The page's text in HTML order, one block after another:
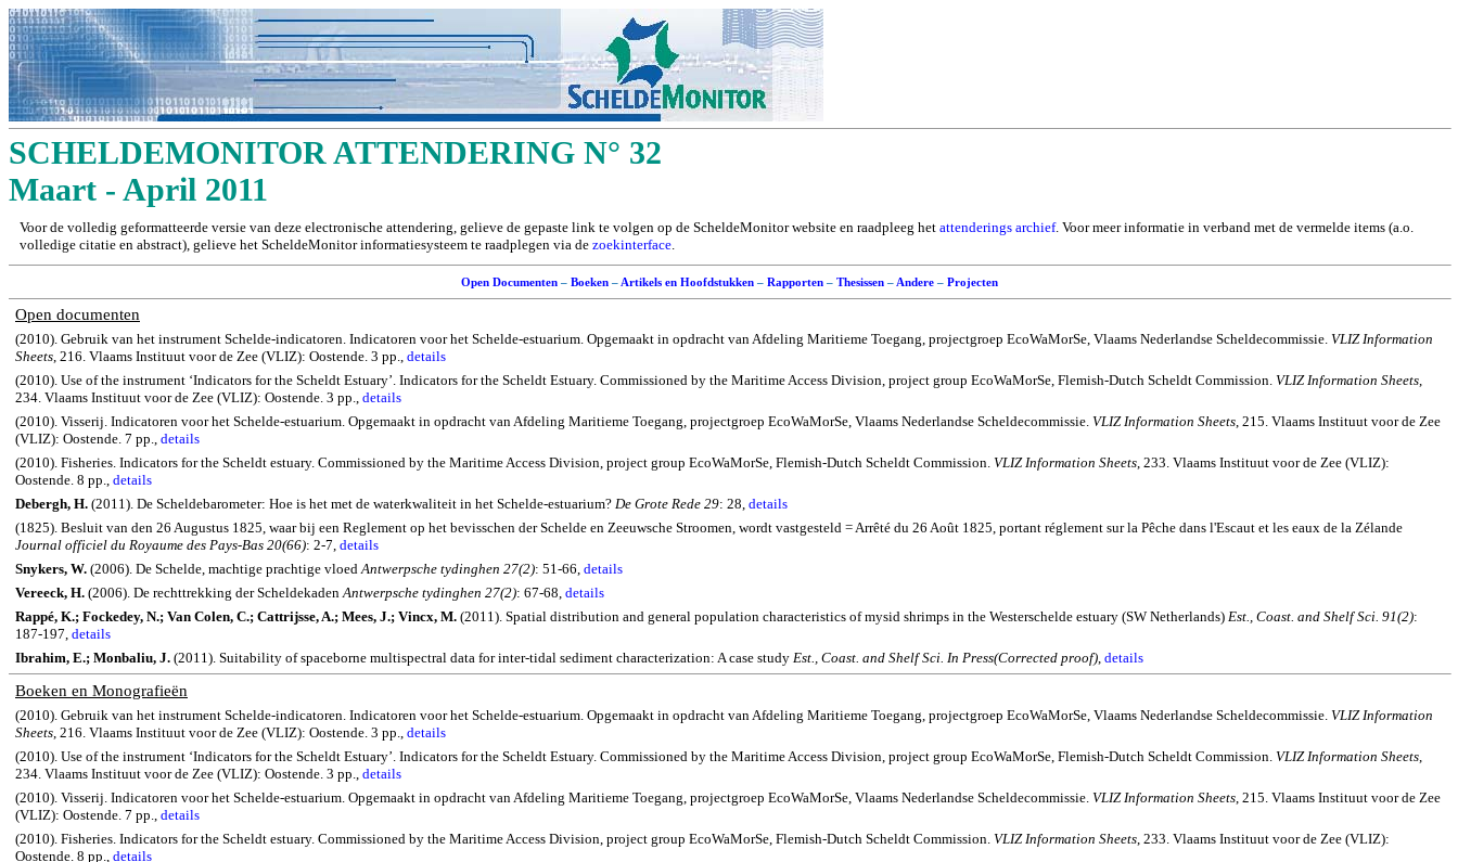
SCHELDEMONITOR ATTENDERING N° 32
Maart - April 2011
Voor de volledig geformatteerde versie van deze electronische attendering, gelieve de gepaste link te volgen op de ScheldeMonitor website en raadpleeg het attenderings archief. Voor meer informatie in verband met de vermelde items (a.o.
volledige citatie en abstract), gelieve het ScheldeMonitor informatiesysteem te raadplegen via de zoekinterface.
Open Documenten– Boeken– Artikels en Hoofdstukken– Rapporten – Thesissen – Andere– Projecten
Open documenten
(2010). Gebruik van het instrument Schelde-indicatoren. Indicatoren voor het Schelde-estuarium. Opgemaakt in opdracht van Afdeling Maritieme Toegang, projectgroep EcoWaMorSe, Vlaams Nederlandse Scheldecommissie. VLIZ Information
Sheets , 216. Vlaams Instituut voor de Zee (VLIZ): Oostende. 3 pp., details
(2010). Use of the instrument ‘Indicators for the Scheldt Estuary’. Indicators for the Scheldt Estuary. Commissioned by the Maritime Access Division, project group EcoWaMorSe , Flemish-Dutch Scheldt Commission. VLIZ Information Sheets
234. Vlaams Instituut voor de Zee (VLIZ): Oostende. 3 pp., details
(2010). Visserij. Indicatoren voor het Schelde-estuarium. Opgemaakt in opdracht van Afdeling Maritieme Toegang, projectgroep EcoWaMorSe, Vlaams Nederlandse Scheldecommissie. VLIZ Information Sheets , 215. Vlaams Instituut voor de Zee
(VLIZ): Oostende. 7 pp., details
(2010). Fisheries. Indicators for the Scheldt estuary. Commissioned by the Maritime Access Division, project group EcoWaMorSe , Flemish-Dutch Scheldt Commission. VLIZ Information Sheets , 233. Vlaams Instituut voor de Zee (VLIZ):
Oostende. 8 pp., details
Debergh, H. (2011). De Scheldebarometer: Hoe is het met de waterkwaliteit in het Schelde-estuarium? De Grote Rede 29: 28, details
(1825). Besluit van den 26 Augustus 1825, waar bij een Reglement op het bevisschen der Schelde en Zeeuwsche Stroomen, wordt vastgesteld = Arrêté du 26 Août 1825, portant réglement sur la Pêche dans l'Escaut et les eaux de la Zélande
Journal officiel du Royaume des Pays-Bas 20(66): 2-7, details
Snykers, W. (2006). De Schelde, machtige prachtige vloed Antwerpsche tydinghen 27(2): 51-66, details
Vereeck, H. (2006). De rechttrekking der Scheldekaden Antwerpsche tydinghen 27(2): 67-68, details
Rappé, K.; Fockedey, N.; Van Colen, C.; Cattrijsse, A.; Mees, J.; Vincx, M. (2011). Spatial distribution and general population characteristics ofmysid shrimps in the Westerschelde estuary (SW Netherlands) Est., Coast. and Shelf Sci. 91(2):
187-197, details
Ibrahim, E.; Monbaliu, J. (2011). Suitability ofspaceborne multispectral data for inter-tidal sediment characterization: A case study Est., Coast. and Shelf Sci. In Press(Corrected proof) details
Boeken en Monografieën
(2010). Gebruik van het instrument Schelde-indicatoren. Indicatoren voor het Schelde-estuarium. Opgemaakt in opdracht van Afdeling Maritieme Toegang, projectgroep EcoWaMorSe, Vlaams Nederlandse Scheldecommissie. VLIZ Information
Sheets , 216. Vlaams Instituut voor de Zee (VLIZ): Oostende. 3 pp., details
(2010). Use of the instrument ‘Indicators for the Scheldt Estuary’. Indicators for the Scheldt Estuary. Commissioned by the Maritime Access Division, project group EcoWaMorSe , Flemish-Dutch Scheldt Commission. VLIZ Information Sheets
234. Vlaams Instituut voor de Zee (VLIZ): Oostende. 3 pp., details
(2010). Visserij. Indicatoren voor het Schelde-estuarium. Opgemaakt in opdracht van Afdeling Maritieme Toegang, projectgroep EcoWaMorSe, Vlaams Nederlandse Scheldecommissie. VLIZ Information Sheets , 215. Vlaams Instituut voor de Zee
(VLIZ): Oostende. 7 pp., details
(2010). Fisheries. Indicators for the Scheldt estuary. Commissioned by the Maritime Access Division, project group EcoWaMorSe , Flemish-Dutch Scheldt Commission. VLIZ Information Sheets , 233. Vlaams Instituut voor de Zee (VLIZ):
Oostende. 8 pp., details